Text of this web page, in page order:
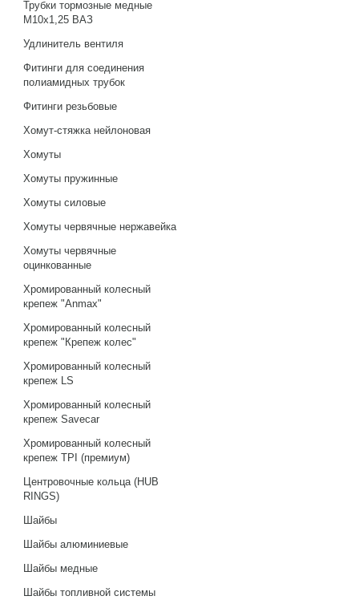
Трубки тормозные медные
М10х1,25 ВАЗ
Удлинитель вентиля
Фитинги для соединения
полиамидных трубок
Фитинги резьбовые
Хомут-стяжка нейлоновая
Хомуты
Хомуты пружинные
Хомуты силовые
Хомуты червячные нержавейка
Хомуты червячные
оцинкованные
Хромированный колесный
крепеж "Anmax"
Хромированный колесный
крепеж "Крепеж колес"
Хромированный колесный
крепеж LS
Хромированный колесный
крепеж Savecar
Хромированный колесный
крепеж TPI (премиум)
Центровочные кольца (HUB
RINGS)
Шайбы
Шайбы алюминиевые
Шайбы медные
Шайбы топливной системы